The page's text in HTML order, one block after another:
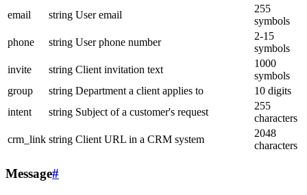
email
string User email
255
symbols
phone
string User phone number
2-15
symbols
invite
string Client invitation text
1000
symbols
group
string Department a client applies to
10 digits
intent
string Subject of a customer's request
255
characters
crm_link string Client URL in a CRM system
2048
characters
Message#